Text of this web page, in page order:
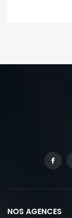
NOS AGENCES